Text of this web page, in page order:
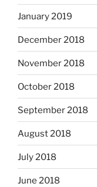
January 2019
December 2018
November 2018
October 2018
September 2018
August 2018
July 2018
June 2018